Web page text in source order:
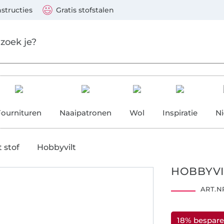
Gratis stofstalen
Naaipatronen Wol Inspiratie
stof Hobbyvilt
18%
Mastercard, PayPal, iDeal, Vooruitbetaling via